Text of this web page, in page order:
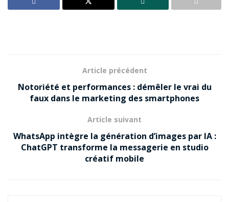
Article précédent
Notoriété et performances : démêler le vrai du
faux dans le marketing des smartphones
Article suivant
WhatsApp intègre la génération d’images par IA :
ChatGPT transforme la messagerie en studio
créatif mobile